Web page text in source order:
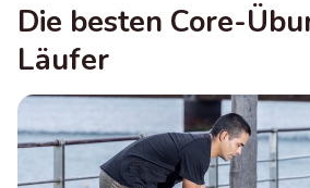
Die besten Core-
Läufer